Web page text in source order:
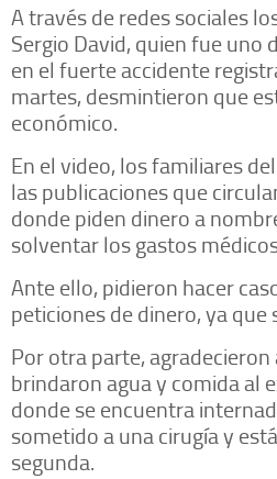
A través de redes sociales
Sergio David, quien fue uno
en el fuerte accidente
martes, desmintieron que
económico.
En el video, los familiares
las publicaciones que
donde piden dinero a
solventar los gastos
Ante ello, pidieron hacer
peticiones de dinero, ya que
Por otra parte, agradecieron
brindaron agua y comida al
donde se encuentra
sometido a una cirugía y
segunda.